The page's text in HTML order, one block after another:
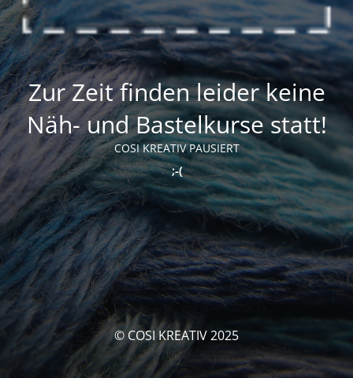
Zur Zeit finden leider keine
Näh- und Bastelkurse statt!
COSI KREATIV PAUSIERT
;-(
© COSI KREATIV 2025